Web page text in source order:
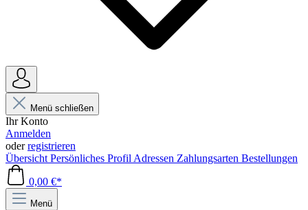
Menü schließen
Ihr Konto
Anmelden
oderregistrieren
Übersicht Persönliches Profil Adressen Zahlungsarten Bestellungen
0,00 €*
Menü